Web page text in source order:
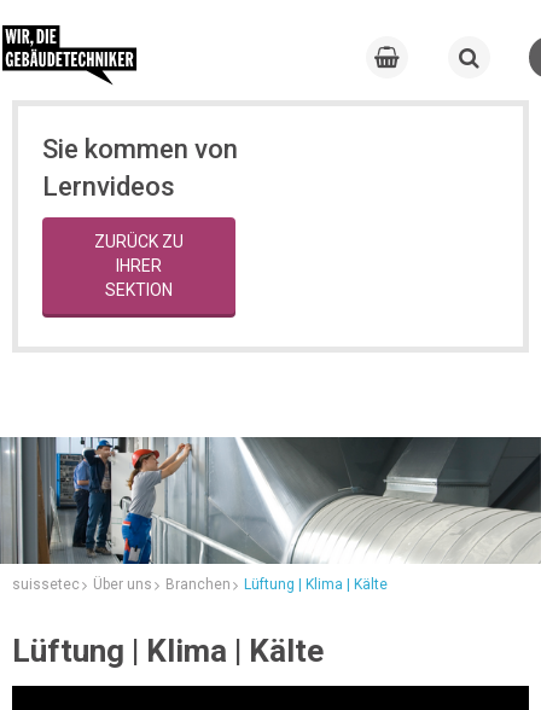
Sie kommen von
Lernvideos
ZURÜCK ZU
IHRER
SEKTION
suissetec Über uns Branchen Lüftung | Klima | Kälte
Lüftung | Klima | Kälte